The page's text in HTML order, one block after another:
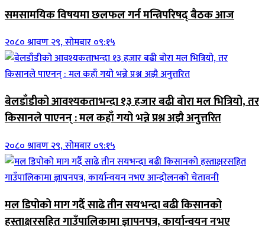
समसामयिक विषयमा छलफल गर्न मन्त्रिपरिषद् बैठक आज
२०८० श्रावण २९, सोमबार ०९:१५
बेलडाँडीको आवश्यकताभन्दा १३ हजार बढी बोरा मल भित्रियो, तर
किसानले पाएनन् : मल कहाँ गयो भन्ने प्रश्न अझै अनुत्तरित
२०८० श्रावण २९, सोमबार ०९:१५
मल डिपोको माग गर्दै साढे तीन सयभन्दा बढी किसानको
हस्ताक्षरसहित गाउँपालिकामा ज्ञापनपत्र, कार्यान्वयन नभए